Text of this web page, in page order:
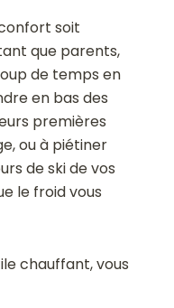
soit
que parents,
de temps en
en bas des
premières
ou à piétiner
de ski de vos
le froid vous
chauffant, vous